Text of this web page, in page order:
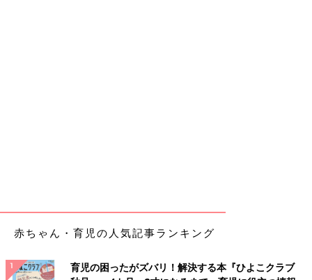
赤ちゃん・育児の人気記事ランキング
育児の困ったがズバリ！解決する本『ひよこクラブ